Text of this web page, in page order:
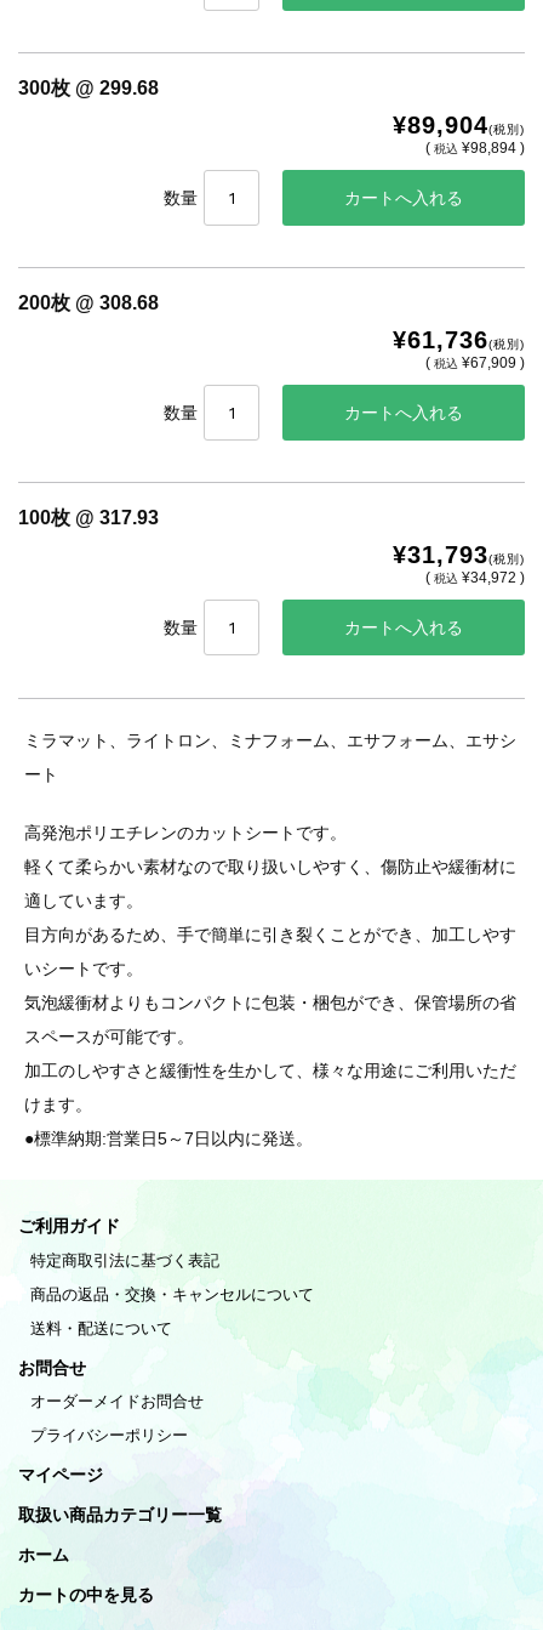
300枚 @ 299.68
¥89,904(税別)
(税込 ¥98,894 )
数量
200枚 @ 308.68
¥61,736(税別)
(税込 ¥67,909 )
数量
100枚 @ 317.93
¥31,793(税別)
(税込 ¥34,972 )
数量
ミラマット、ライトロン、ミナフォーム、エサフォーム、エサシ
ート
高発泡ポリエチレンのカットシートです。
軽くて柔らかい素材なので取り扱いしやすく、傷防止や緩衝材に
適しています。
目方向があるため、手で簡単に引き裂くことができ、加工しやす
いシートです。
気泡緩衝材よりもコンパクトに包装・梱包ができ、保管場所の省
スペースが可能です。
加工のしやすさと緩衝性を生かして、様々な用途にご利用いただ
けます。
●標準納期:営業日5～7日以内に発送。
ご利用ガイド
特定商取引法に基づく表記
商品の返品・交換・キャンセルについて
送料・配送について
お問合せ
オーダーメイドお問合せ
プライバシーポリシー
マイページ
取扱い商品カテゴリー一覧
ホーム
カートの中を見る